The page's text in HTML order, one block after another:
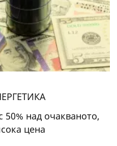
над очакваното,
цена